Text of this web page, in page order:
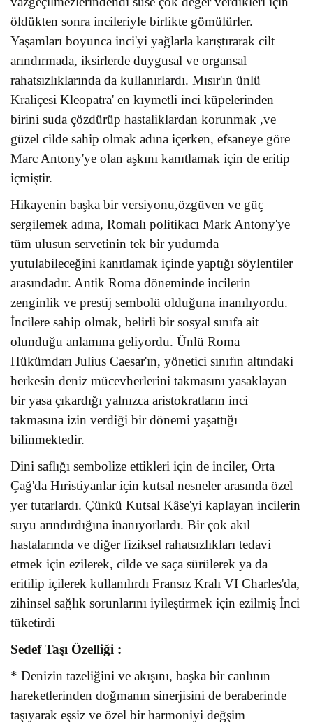
öldükten sonra incileriyle birlikte gömülürler.
Yaşamları boyunca inci'yi yağlarla karıştırarak cilt
arındırmada, iksirlerde duygusal ve organsal
rahatsızlıklarında da kullanırlardı. Mısır'ın ünlü
Kraliçesi Kleopatra' en kıymetli inci küpelerinden
birini suda çözdürüp hastaliklardan korunmak ,ve
güzel cilde sahip olmak adına içerken, efsaneye göre
Marc Antony'ye olan aşkını kanıtlamak için de eritip
içmiştir.
Hikayenin başka bir versiyonu,özgüven ve güç
sergilemek adına, Romalı politikacı Mark Antony'ye
tüm ulusun servetinin tek bir yudumda
yutulabileceğini kanıtlamak içinde yaptığı söylentiler
arasındadır. Antik Roma döneminde incilerin
zenginlik ve prestij sembolü olduğuna inanılıyordu.
İncilere sahip olmak, belirli bir sosyal sınıfa ait
olunduğu anlamına geliyordu. Ünlü Roma
Hükümdarı Julius Caesar'ın, yönetici sınıfın altındaki
herkesin deniz mücevherlerini takmasını yasaklayan
bir yasa çıkardığı yalnızca aristokratların inci
takmasına izin verdiği bir dönemi yaşattığı
bilinmektedir.
Dini saflığı sembolize ettikleri için de inciler, Orta
Çağ'da Hıristiyanlar için kutsal nesneler arasında özel
yer tutarlardı. Çünkü Kutsal Kâse'yi kaplayan incilerin
suyu arındırdığına inanıyorlardı. Bir çok akıl
hastalarında ve diğer fiziksel rahatsızlıkları tedavi
etmek için ezilerek, cilde ve saça sürülerek ya da
eritilip içilerek kullanılırdı Fransız Kralı VI Charles'da,
zihinsel sağlık sorunlarını iyileştirmek için ezilmiş İnci
tüketirdi
Sedef Taşı Özelliği :
* Denizin tazeliğini ve akışını, başka bir canlının
hareketlerinden doğmanın sinerjisini de beraberinde
taşıyarak eşsiz ve özel bir harmoniyi değşim